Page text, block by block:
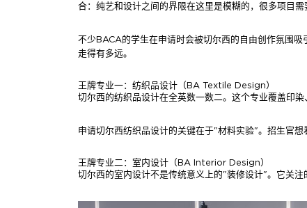
合：纯艺和设计之间的界限在这里是模糊的，很多项目
不少BACA的学生在申请时会被切尔西的自由创作氛围
走得有多远。
王牌专业一：纺织品设计（BA Textile Design）
切尔西的纺织品设计在全英数一数二。这个专业覆盖印
申请切尔西纺织品设计的关键在于"材料实验"。招生官
王牌专业二：室内设计（BA Interior Design）
切尔西的室内设计不是传统意义上的"装修设计"。它关